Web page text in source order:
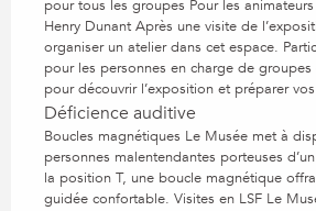
pour tous les groupes Pour les animateurs
Henry Dunant Après une visite de
organiser un atelier dans cet espace.
pour les personnes en charge de
pour découvrir l’exposition et préparer
Déficience auditive
Boucles magnétiques Le Musée met à
personnes malentendantes porteuses
la position T, une boucle magnétique
guidée confortable. Visites en LSF Le